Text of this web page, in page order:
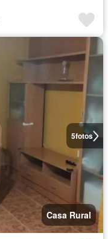
5fotos
Casa Rural